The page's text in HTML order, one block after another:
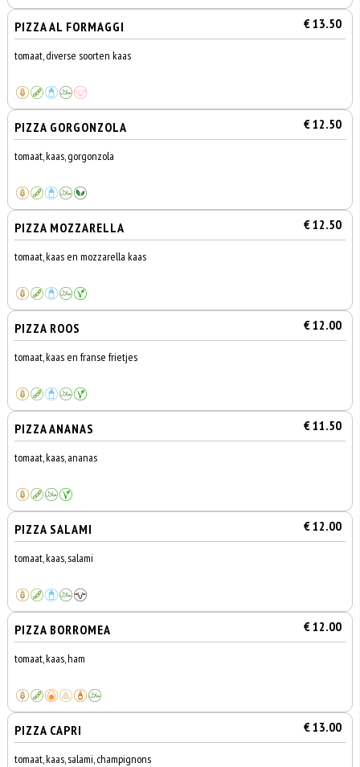
PIZZA AL FORMAGGI € 13.50
tomaat, diverse soorten kaas
PIZZA GORGONZOLA € 12.50
tomaat, kaas, gorgonzola
PIZZA MOZZARELLA € 12.50
tomaat, kaas en mozzarella kaas
PIZZA ROOS € 12.00
tomaat, kaas en franse frietjes
PIZZA ANANAS € 11.50
tomaat, kaas, ananas
PIZZA SALAMI € 12.00
tomaat, kaas, salami
PIZZA BORROMEA € 12.00
tomaat, kaas, ham
PIZZA CAPRI € 13.00
tomaat, kaas, salami, champignons